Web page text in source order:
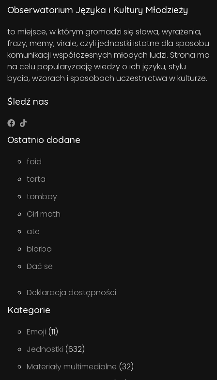
Obserwatorium Języka i Kultury Młodzieży
to miejsce, w którym gromadzi się słowa, wyrażenia,
frazy, memy, virale, czyli jednostki istotne dla sposobu
komunikacji współczesnych młodych ludzi. Strona ma
na celu popularyzację wiedzy o ich języku, stylu
bycia, wzorach i sposobach uczestnictwa w kulturze.
Śledź nas
Ostatnio dodane
foid
torta
tomboy
Girl math
ate
blorbo
Dać se
Deklaracja dostępności
Kategorie
Emoji (11)
Jednostki (632)
Materiały multimedialne (32)